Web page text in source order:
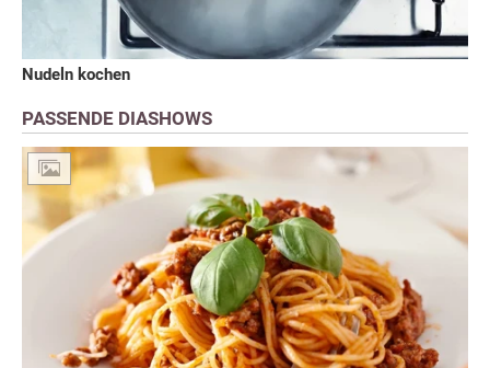
Nudeln kochen
PASSENDE DIASHOWS